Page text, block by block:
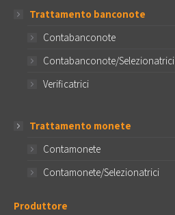
Trattamento banconote
Contabanconote
Contabanconote/Selezionatrici
Verificatrici
Trattamento monete
Contamonete
Contamonete/Selezionatrici
Produttore